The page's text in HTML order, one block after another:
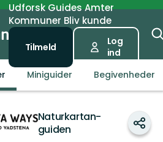
UdforskGuidesAmter
Kommuner Bliv kunde
Tilmeld
Log
ind
Miniguider Begivenheder
Birgitta
Ways
Naturkartan-
guiden
Del